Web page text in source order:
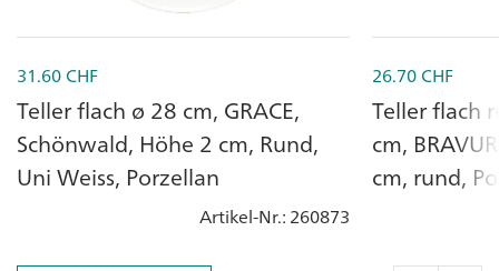
31.60CHF
Teller flach ø 28 cm, GRACE,
Schönwald, Höhe 2 cm, Rund,
Uni Weiss, Porzellan
Artikel-Nr.: 260873
26.70CHF
Teller flach
cm,
cm, rund,